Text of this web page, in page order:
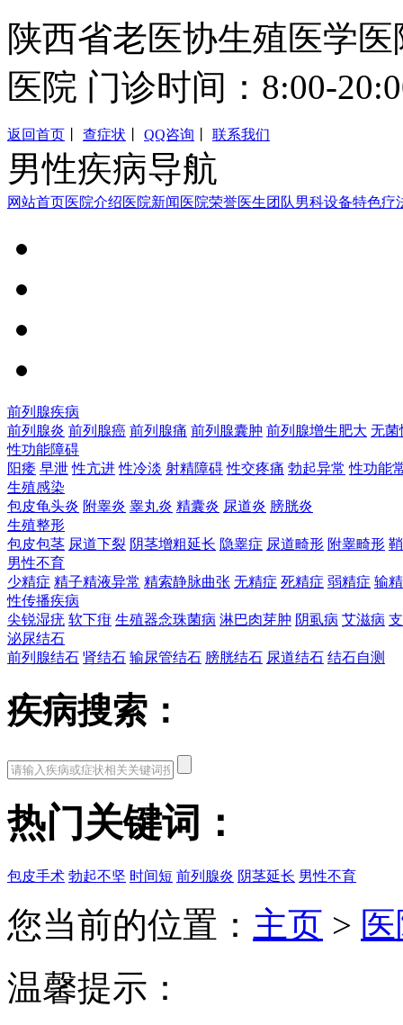
陕西省老医协生殖医学
医院 门诊时间：8:00-
返回首页 查症状 QQ咨询 联系我们
男性疾病导航
网站首页医院介绍医院新闻 医院荣誉医生团队男科设备特色疗
前列腺疾病
前列腺炎 前列腺癌 前列腺痛 前列腺囊肿 前列腺增生肥大 无菌
性功能障碍
阳痿 早泄 性亢进 性冷淡 射精障碍 性交疼痛 勃起异常 性功能
生殖感染
包皮龟头炎 附睾炎 睾丸炎 精囊炎 尿道炎 膀胱炎
生殖整形
包皮包茎 尿道下裂 阴茎增粗延长 隐睾症 尿道畸形 附睾畸形
男性不育
少精症 精子精液异常 精索静脉曲张 无精症 死精症 弱精症 输
性传播疾病
尖锐湿疣 软下疳 生殖器念珠菌病 淋巴肉芽肿 阴虱病 艾滋病
泌尿结石
前列腺结石 肾结石 输尿管结石 膀胱结石 尿道结石 结石自测
疾病搜索：
热门关键词：
包皮手术 勃起不坚 时间短 前列腺炎 阴茎延长 男性不育
您当前的位置： 主页 >
温馨提示：